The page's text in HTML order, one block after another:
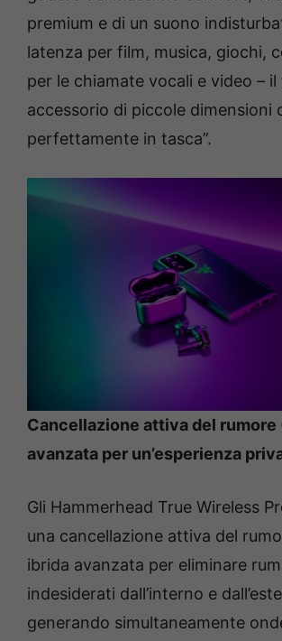
premium e di un suono
latenza per film, musica, giochi,
per le chiamate vocali e video –
accessorio di piccole dimensioni
perfettamente in tasca”.
Cancellazione attiva del rumore
avanzata per un’esperienza
Gli Hammerhead True Wireless
una cancellazione attiva del
ibrida avanzata per eliminare
indesiderati dall’interno e
generando simultaneamente